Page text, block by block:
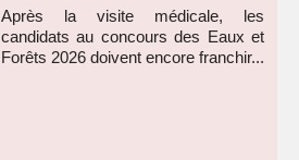
Après la visite médicale, les
candidats au concours des Eaux et
Forêts 2026 doivent encore franchir...